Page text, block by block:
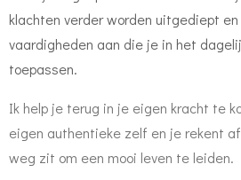
klachten verder worden uitgediept
vaardigheden aan die je in het
toepassen.
Ik help je terug in je eigen kracht te
eigen authentieke zelf en je rekent
weg zit om een mooi leven te leiden.